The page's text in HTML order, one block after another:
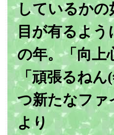
しているかの
目が有るよう
の年。「向上
「頑張るねん
つ新たなファ
より